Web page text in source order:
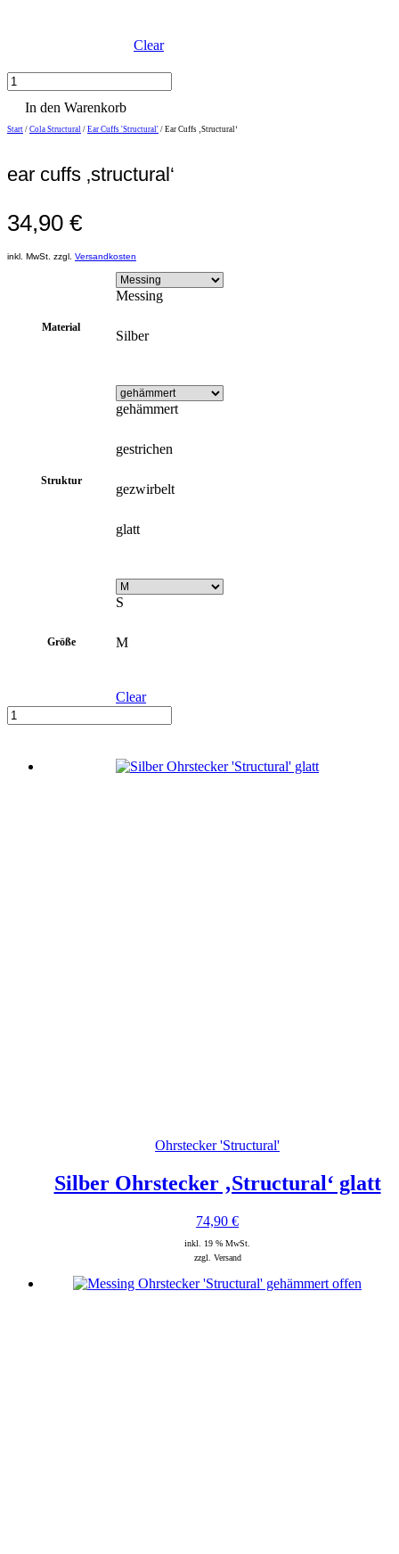
Clear
Ear
Cuffs
'Structural'
Menge
In den Warenkorb
Start / Cola Structural / Ear Cuffs 'Structural' / Ear Cuffs ‚Structural‘
ear cuffs ‚structural‘
34,90 €
inkl. MwSt. zzgl. Versandkosten
Material
Messing
Silber
Struktur
gehämmert
gestrichen
gezwirbelt
glatt
Größe
S
M
Clear
Ear
Cuffs
Ohrstecker 'Structural'
Silber Ohrstecker ‚Structural‘ glatt
74,90 €
inkl. 19 % MwSt.
zzgl. Versand